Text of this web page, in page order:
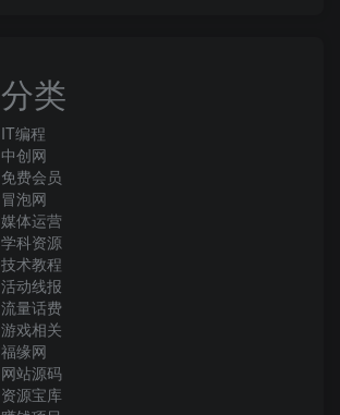
分类
IT编程
中创网
免费会员
冒泡网
媒体运营
学科资源
技术教程
活动线报
流量话费
游戏相关
福缘网
网站源码
资源宝库